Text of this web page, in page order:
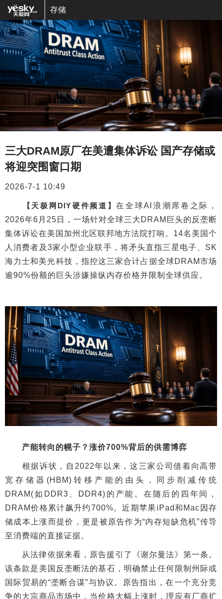
存储
三大DRAM原厂在美遭集体诉讼 国产存储或
将迎突围窗口期
2026-7-1 10:49
【天极网DIY硬件频道】在全球AI浪潮席卷之际，
2026年6月25日，一场针对全球三大DRAM巨头的反垄断
集体诉讼在美国加州北区联邦地方法院打响。14名美国个
人消费者及3家小型企业联手，将矛头直指三星电子、SK
海力士和美光科技，指控这三家合计占据全球DRAM市场
逾90%份额的巨头涉嫌操纵内存价格并限制全球供应。
产能转向的幌子？涨价700%背后的供需博弈
根据诉状，自2022年以来，这三家公司借着向高带
宽存储器(HBM)转移产能的由头，同步削减传统
DRAM(如DDR3、DDR4)的产能。在随后的四年间，
DRAM价格累计飙升约700%。近期苹果iPad和Mac因存
储成本上涨而提价，更是被原告作为“内存短缺危机”传导
至消费端的直接证据。
从法律依据来看，原告援引了《谢尔曼法》第一条。
该条款是美国反垄断法的基石，明确禁止任何限制州际或
国际贸易的“垄断合谋”与协议。原告指出，在一个充分竞
争的大宗商品市场中，当价格大幅上涨时，理应有厂商扩